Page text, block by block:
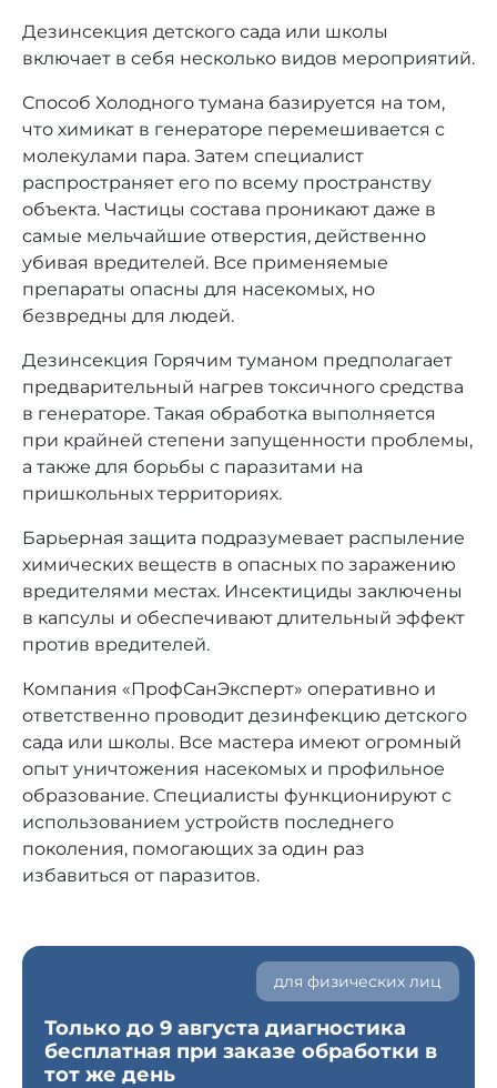
Дезинсекция детского сада или школы
включает в себя несколько видов мероприятий.
Способ Холодного тумана базируется на том,
что химикат в генераторе перемешивается с
молекулами пара. Затем специалист
распространяет его по всему пространству
объекта. Частицы состава проникают даже в
самые мельчайшие отверстия, действенно
убивая вредителей. Все применяемые
препараты опасны для насекомых, но
безвредны для людей.
Дезинсекция Горячим туманом предполагает
предварительный нагрев токсичного средства
в генераторе. Такая обработка выполняется
при крайней степени запущенности проблемы,
а также для борьбы с паразитами на
пришкольных территориях.
Барьерная защита подразумевает распыление
химических веществ в опасных по заражению
вредителями местах. Инсектициды заключены
в капсулы и обеспечивают длительный эффект
против вредителей.
Компания «ПрофСанЭксперт» оперативно и
ответственно проводит дезинфекцию детского
сада или школы. Все мастера имеют огромный
опыт уничтожения насекомых и профильное
образование. Специалисты функционируют с
использованием устройств последнего
поколения, помогающих за один раз
избавиться от паразитов.
для физических лиц
Только до 9 августа диагностика
бесплатная при заказе обработки в
тот же день